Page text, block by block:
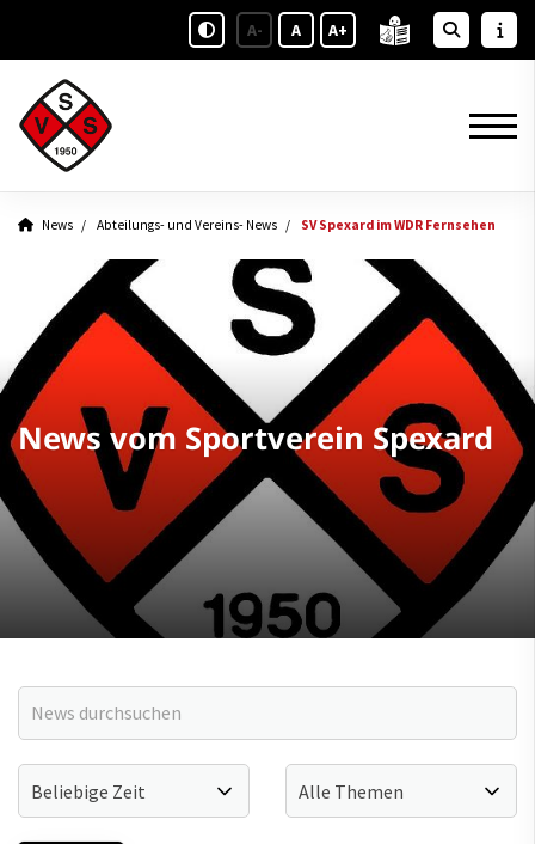
A- A A+
News Abteilungs- und Vereins- News SV Spexard im WDR Fernsehen
News vom Sportverein Spexard